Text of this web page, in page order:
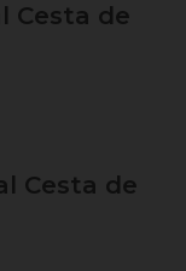
Cesta de
Cesta de